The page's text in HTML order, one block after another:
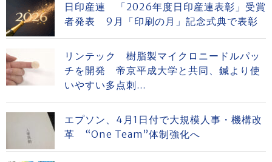
日印産連 「2026年度日印産連表彰」受賞
者発表 9月「印刷の月」記念式典で表彰
リンテック 樹脂製マイクロニードルパッ
チを開発 帝京平成大学と共同、鍼より使
いやすい多点刺...
エプソン、4月1日付で大規模人事・機構改
革 “One Team”体制強化へ